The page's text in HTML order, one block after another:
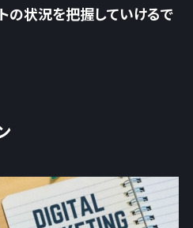
の状況を把握していけるで